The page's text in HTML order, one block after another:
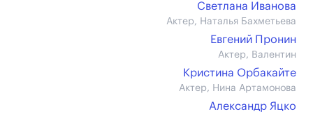
Светлана Иванова
Актер, Наталья Бахметьева
Евгений Пронин
Актер, Валентин
Кристина Орбакайте
Актер, Нина Артамонова
Александр Яцко